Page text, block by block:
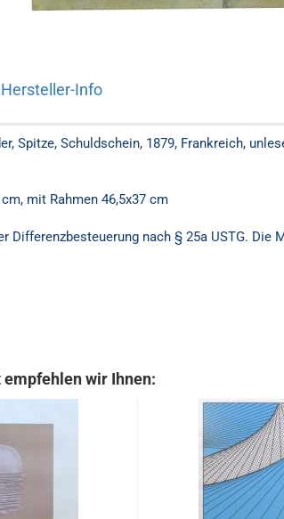
Hersteller-Info
Spitze, Schuldschein, 1879, Frankreich,
mit Rahmen 46,5x37 cm
Differenzbesteuerung nach § 25a USTG. Die
wir Ihnen: